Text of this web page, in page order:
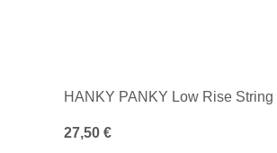
HANKY PANKY Low Rise String
Regulärer Preis:
27,50 €